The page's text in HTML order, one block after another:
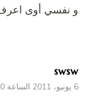
و نفسي أوى
swsw
6 يونيو، 2011 الساعة 12:00 ص